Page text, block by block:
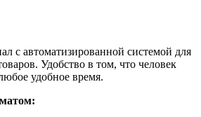
с автоматизированной системой для
Удобство в том, что человек
удобное время.